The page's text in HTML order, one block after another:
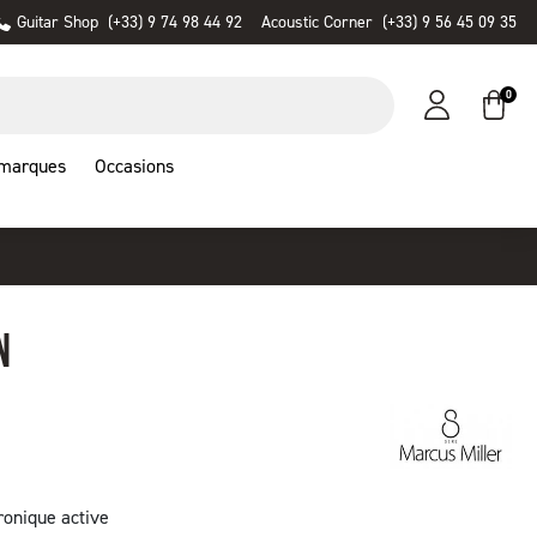
Guitar Shop (+33) 9 74 98 44 92 Acoustic Corner (+33) 9 56 45 09 35
0
Occasions
active